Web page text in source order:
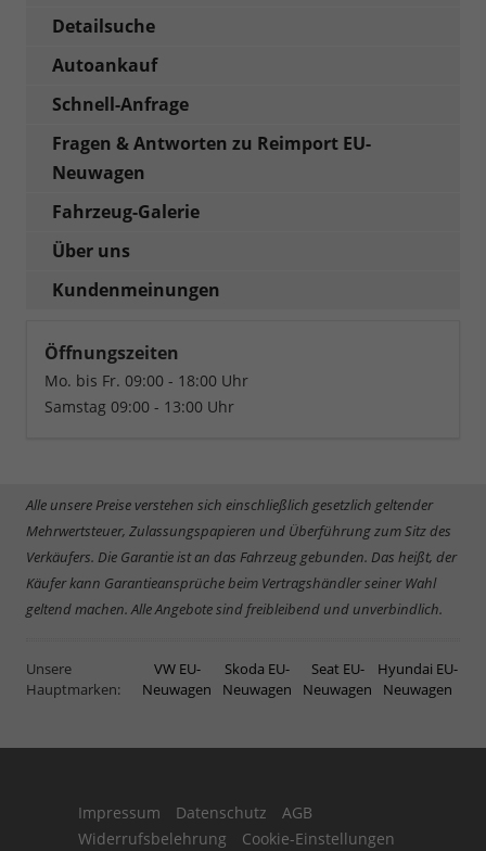
Detailsuche
Autoankauf
Schnell-Anfrage
Fragen & Antworten zu Reimport EU-
Neuwagen
Fahrzeug-Galerie
Über uns
Kundenmeinungen
Öffnungszeiten
Mo. bis Fr. 09:00 - 18:00 Uhr
Samstag 09:00 - 13:00 Uhr
Alle unsere Preise verstehen sich einschließlich gesetzlich geltender
Mehrwertsteuer, Zulassungspapieren und Überführung zum Sitz des
Verkäufers. Die Garantie ist an das Fahrzeug gebunden. Das heißt, der
Käufer kann Garantieansprüche beim Vertragshändler seiner Wahl
geltend machen. Alle Angebote sind freibleibend und unverbindlich.
Unsere
Hauptmarken:
VW EU-
Neuwagen
Skoda EU-
Neuwagen
Seat EU-
Neuwagen
Hyundai EU-
Neuwagen
Impressum Datenschutz
AGB
Widerrufsbelehrung
Cookie-Einstellungen